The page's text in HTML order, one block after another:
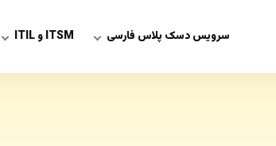
سرویس دسک پلاس فارسی ITSM و ITIL